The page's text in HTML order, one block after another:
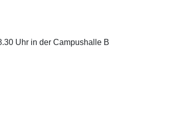
Uhr in der Campushalle B